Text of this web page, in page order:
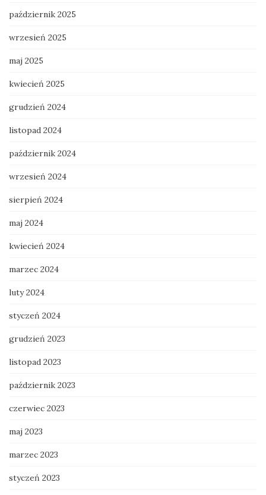
październik 2025
wrzesień 2025
maj 2025
kwiecień 2025
grudzień 2024
listopad 2024
październik 2024
wrzesień 2024
sierpień 2024
maj 2024
kwiecień 2024
marzec 2024
luty 2024
styczeń 2024
grudzień 2023
listopad 2023
październik 2023
czerwiec 2023
maj 2023
marzec 2023
styczeń 2023